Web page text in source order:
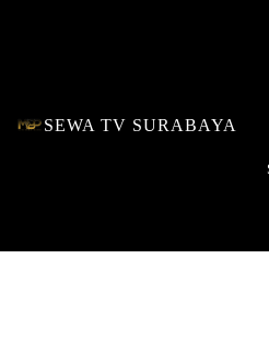
SEWA TV SURABAYA